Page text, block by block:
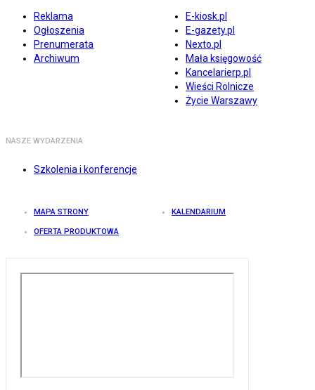
Reklama
Ogłoszenia
Prenumerata
Archiwum
E-kiosk.pl
E-gazety.pl
Nexto.pl
Mała księgowość
Kancelarierp.pl
Wieści Rolnicze
Życie Warszawy
NASZE WYDARZENIA
Szkolenia i konferencje
MAPA STRONY KALENDARIUM
OFERTA PRODUKTOWA